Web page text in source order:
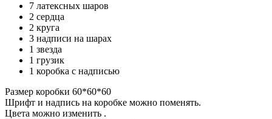
7 латексных шаров
2 сердца
2 круга
3 надписи на шарах
1 звезда
1 грузик
1 коробка с надписью
Размер коробки 60*60*60
Шрифт и надпись на коробке можно поменять.
Цвета можно изменить .